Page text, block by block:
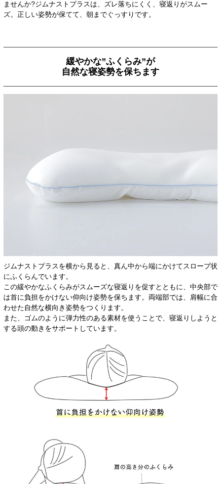
ませんか?ジムナストプラスは、ズレ落ちにくく、寝返りがスムー
ズ。正しい姿勢が保てて、朝までぐっすりです。
緩やかな”ふくらみ”が
自然な寝姿勢を保ちます
ジムナストプラスを横から見ると、真ん中から端にかけてスロープ状
にふくらんでいます。
この緩やかなふくらみがスムーズな寝返りを促すとともに、中央部で
は首に負担をかけない仰向け姿勢を保ちます。両端部では、肩幅に合
わせた自然な横向き姿勢をつくります。
また、ゴムのように弾力性のある素材を使うことで、寝返りしようと
する頭の動きをサポートしています。